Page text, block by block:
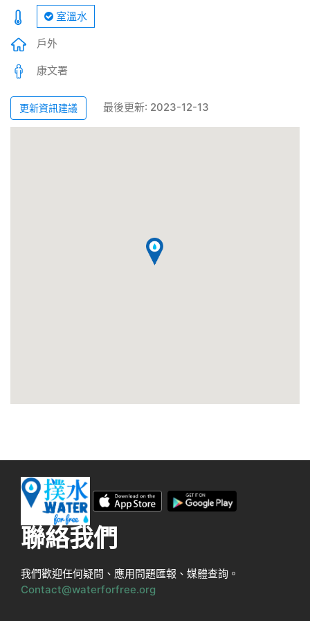
室溫水
戶外
康文署
更新資訊建議 最後更新: 2023-12-13
聯絡我們
我們歡迎任何疑問、應用問題匯報、媒體查詢。
Contact@waterforfree.org